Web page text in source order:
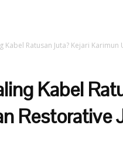
Kabel Ratusan Juta? Kejari Karimun
Kabel
Restorative